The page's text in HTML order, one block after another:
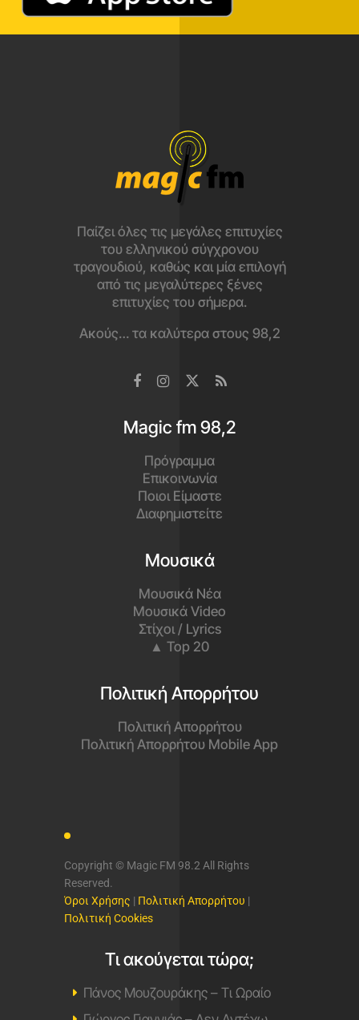
Παίζει όλες τις μεγάλες επιτυχίες
του ελληνικού σύγχρονου
τραγουδιού, καθώς και μία επιλογή
από τις μεγαλύτερες ξένες
επιτυχίες του σήμερα.
Ακούς… τα καλύτερα στους 98,2
Magic fm 98,2
Πρόγραμμα
Επικοινωνία
Ποιοι Είμαστε
Διαφημιστείτε
Μουσικά
Μουσικά Νέα
Μουσικά Video
Στίχοι / Lyrics
▲ Top 20
Πολιτική Απορρήτου
Πολιτική Απορρήτου
Πολιτική Απορρήτου Mobile App
Copyright © Magic FM 98.2 All Rights
Reserved.
Όροι Χρήσης | Πολιτική Απορρήτου |
Πολιτική Cookies
Τι ακούγεται τώρα;
Πάνος Μουζουράκης – Τι Ωραίο